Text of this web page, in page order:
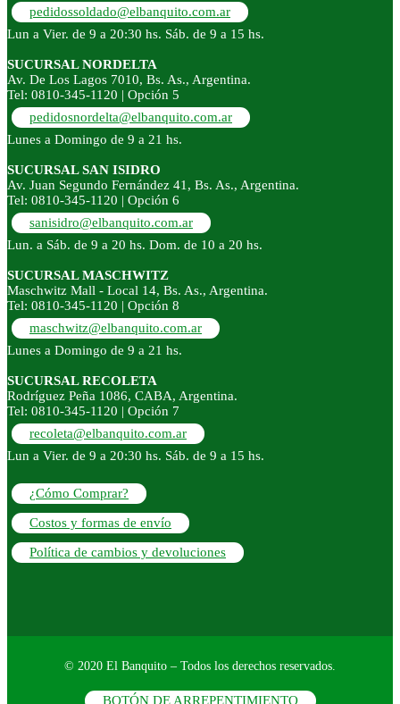
pedidossoldado@elbanquito.com.ar
Lun a Vier. de 9 a 20:30 hs. Sáb. de 9 a 15 hs.
SUCURSAL NORDELTA
Av. De Los Lagos 7010, Bs. As., Argentina.
Tel: 0810-345-1120 | Opción 5
pedidosnordelta@elbanquito.com.ar
Lunes a Domingo de 9 a 21 hs.
SUCURSAL SAN ISIDRO
Av. Juan Segundo Fernández 41, Bs. As., Argentina.
Tel: 0810-345-1120 | Opción 6
sanisidro@elbanquito.com.ar
Lun. a Sáb. de 9 a 20 hs. Dom. de 10 a 20 hs.
SUCURSAL MASCHWITZ
Maschwitz Mall - Local 14, Bs. As., Argentina.
Tel: 0810-345-1120 | Opción 8
maschwitz@elbanquito.com.ar
Lunes a Domingo de 9 a 21 hs.
SUCURSAL RECOLETA
Rodríguez Peña 1086, CABA, Argentina.
Tel: 0810-345-1120 | Opción 7
recoleta@elbanquito.com.ar
Lun a Vier. de 9 a 20:30 hs. Sáb. de 9 a 15 hs.
¿Cómo Comprar?
Costos y formas de envío
Política de cambios y devoluciones
© 2020 El Banquito – Todos los derechos reservados.
BOTÓN DE ARREPENTIMIENTO